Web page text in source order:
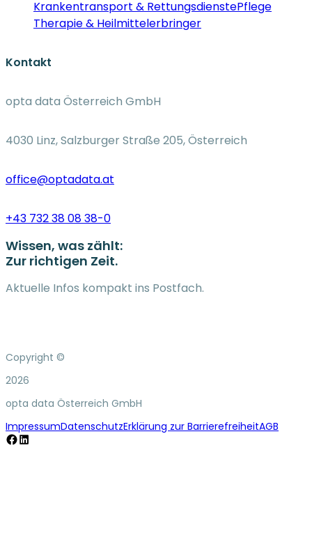
Krankentransport & RettungsdienstePflege
Therapie & Heilmittelerbringer
Kontakt
opta data Österreich GmbH
4030 Linz, Salzburger Straße 205, Österreich
office@optadata.at
+43 732 38 08 38-0
Wissen, was zählt:
Zur richtigen Zeit.
Aktuelle Infos kompakt ins Postfach.
Copyright ©
2026
opta data Österreich GmbH
ImpressumDatenschutzErklärung zur BarrierefreiheitAGB
Facebook